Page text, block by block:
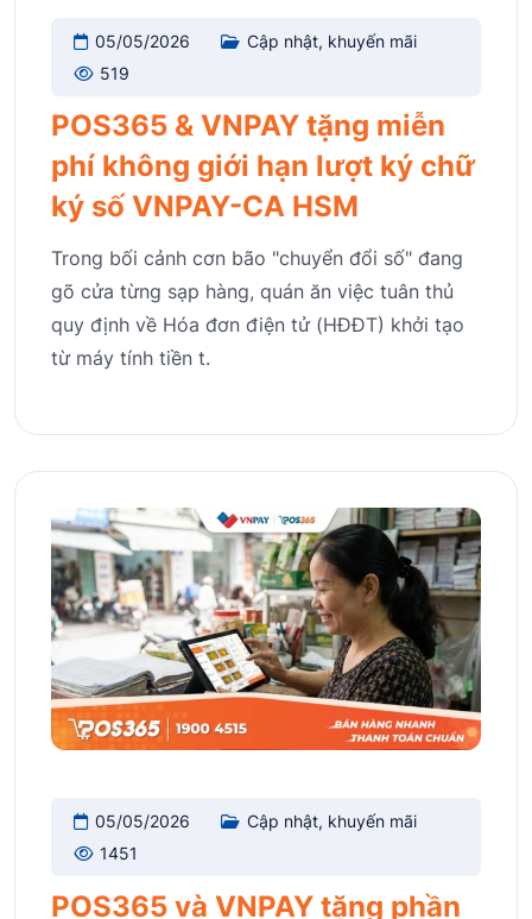
05/05/2026
Cập nhật, khuyến mãi
519
POS365 & VNPAY tặng miễn
phí không giới hạn lượt ký chữ
ký số VNPAY-CA HSM
Trong bối cảnh cơn bão "chuyển đổi số" đang
gõ cửa từng sạp hàng, quán ăn việc tuân thủ
quy định về Hóa đơn điện tử (HĐĐT) khởi tạo
từ máy tính tiền t.
05/05/2026
Cập nhật, khuyến mãi
1451
POS365 và VNPAY tặng phần